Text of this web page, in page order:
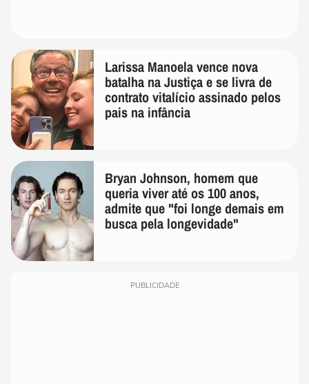
Larissa Manoela vence nova
batalha na Justiça e se livra de
contrato vitalício assinado pelos
pais na infância
Bryan Johnson, homem que
queria viver até os 100 anos,
admite que "foi longe demais em
busca pela longevidade"
PUBLICIDADE